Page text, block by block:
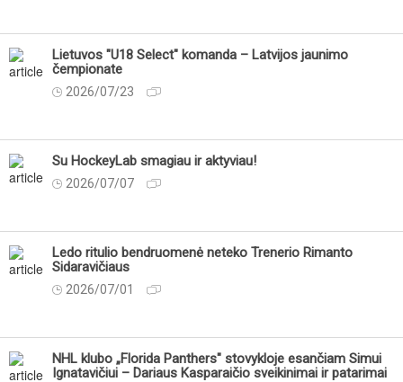
Lietuvos "U18 Select" komanda – Latvijos jaunimo
čempionate
2026/07/23
Su HockeyLab smagiau ir aktyviau!
2026/07/07
Ledo ritulio bendruomenė neteko Trenerio Rimanto
Sidaravičiaus
2026/07/01
NHL klubo „Florida Panthers" stovykloje esančiam Simui
Ignatavičiui – Dariaus Kasparaičio sveikinimai ir patarimai